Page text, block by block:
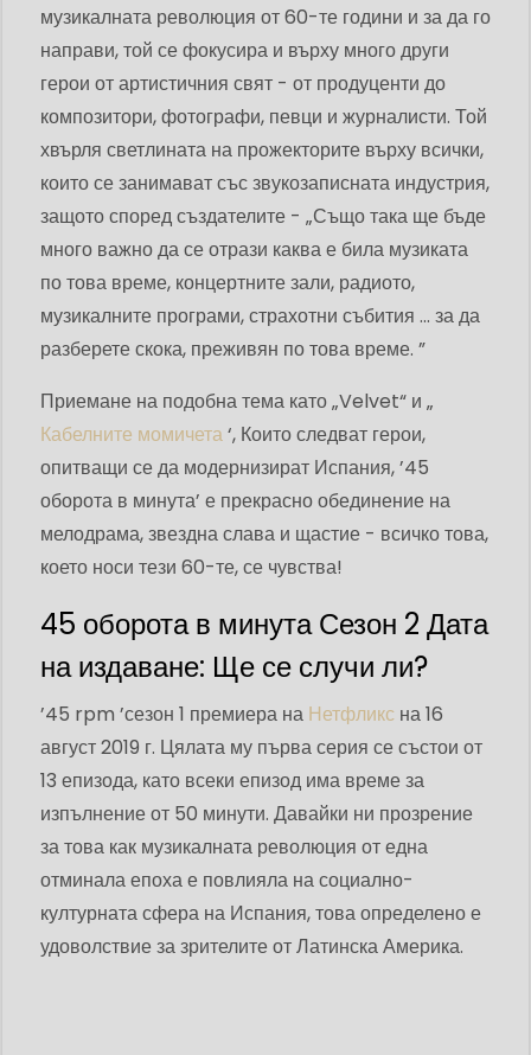
музикалната революция от 60-те години и за да го
направи, той се фокусира и върху много други
герои от артистичния свят - от продуценти до
композитори, фотографи, певци и журналисти. Той
хвърля светлината на прожекторите върху всички,
които се занимават със звукозаписната индустрия,
защото според създателите - „Също така ще бъде
много важно да се отрази каква е била музиката
по това време, концертните зали, радиото,
музикалните програми, страхотни събития ... за да
разберете скока, преживян по това време. ”
Приемане на подобна тема като „Velvet“ и „
Кабелните момичета‘, Които следват герои,
опитващи се да модернизират Испания, ’45
оборота в минута’ е прекрасно обединение на
мелодрама, звездна слава и щастие - всичко това,
което носи тези 60-те, се чувства!
45 оборота в минута Сезон 2 Дата
на издаване: Ще се случи ли?
’45 rpm ’сезон 1 премиера на Нетфликс на 16
август 2019 г. Цялата му първа серия се състои от
13 епизода, като всеки епизод има време за
изпълнение от 50 минути. Давайки ни прозрение
за това как музикалната революция от една
отминала епоха е повлияла на социално-
културната сфера на Испания, това определено е
удоволствие за зрителите от Латинска Америка.